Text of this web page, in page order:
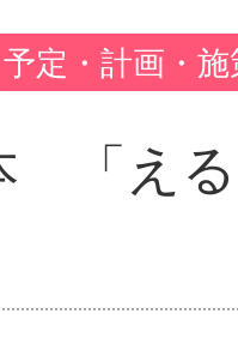
予定・計画・
「え